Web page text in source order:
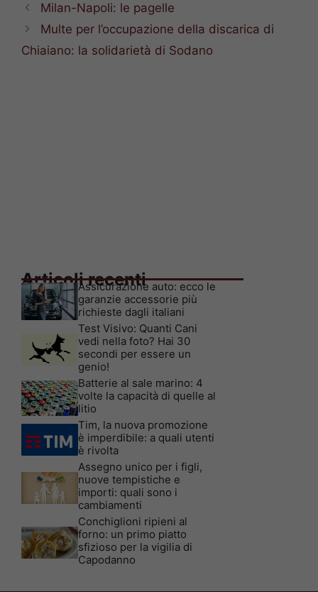
Milan-Napoli: le pagelle
Multe per l’occupazione della discarica di
Chiaiano: la solidarietà di Sodano
Articoli recenti
Assicurazione auto: ecco le
garanzie accessorie più
richieste dagli italiani
Test Visivo: Quanti Cani
vedi nella foto? Hai 30
secondi per essere un
genio!
Batterie al sale marino: 4
volte la capacità di quelle al
litio
Tim, la nuova promozione
è imperdibile: a quali utenti
è rivolta
Assegno unico per i figli,
nuove tempistiche e
importi: quali sono i
cambiamenti
Conchiglioni ripieni al
forno: un primo piatto
sfizioso per la vigilia di
Capodanno